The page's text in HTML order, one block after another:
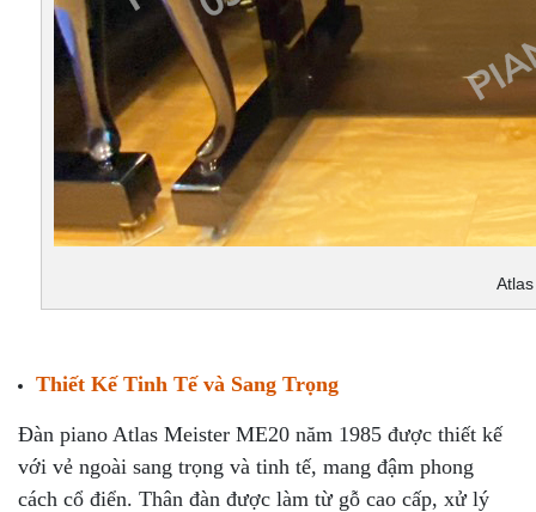
Thiết Kế Tinh Tế và Sang Trọng
Đàn piano Atlas Meister ME20 năm 1985 được thiết kế
với vẻ ngoài sang trọng và tinh tế, mang đậm phong
cách cổ điển. Thân đàn được làm từ gỗ cao cấp, xử lý